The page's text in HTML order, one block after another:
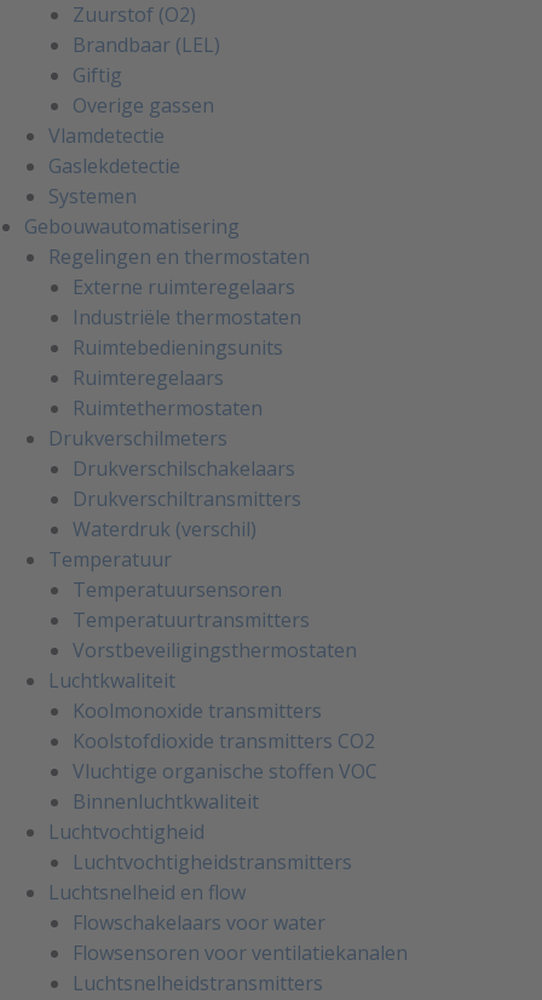
Zuurstof (O2)
Brandbaar (LEL)
Giftig
Overige gassen
Vlamdetectie
Gaslekdetectie
Systemen
Gebouwautomatisering
Regelingen en thermostaten
Externe ruimteregelaars
Industriële thermostaten
Ruimtebedieningsunits
Ruimteregelaars
Ruimtethermostaten
Drukverschilmeters
Drukverschilschakelaars
Drukverschiltransmitters
Waterdruk (verschil)
Temperatuur
Temperatuursensoren
Temperatuurtransmitters
Vorstbeveiligingsthermostaten
Luchtkwaliteit
Koolmonoxide transmitters
Koolstofdioxide transmitters CO2
Vluchtige organische stoffen VOC
Binnenluchtkwaliteit
Luchtvochtigheid
Luchtvochtigheidstransmitters
Luchtsnelheid en flow
Flowschakelaars voor water
Flowsensoren voor ventilatiekanalen
Luchtsnelheidstransmitters